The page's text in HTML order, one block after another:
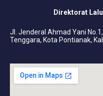
Direktorat
Jl. Jenderal Ahmad Yani
Tenggara, Kota Pontianak,